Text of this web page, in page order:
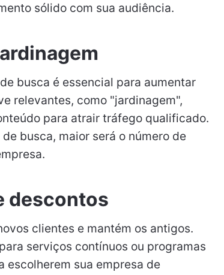
sólido com sua audiência.
busca é essencial para aumentar
relevantes, como "jardinagem",
para atrair tráfego qualificado.
busca, maior será o número de
descontos
clientes e mantém os antigos.
serviços contínuos ou programas
escolherem sua empresa de